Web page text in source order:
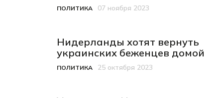
Категория
ПОЛИТИКА
Дата публикации
07 ноября 2023
Нидерланды хотят вернуть
украинских беженцев домой
Категория
ПОЛИТИКА
Дата публикации
25 октября 2023